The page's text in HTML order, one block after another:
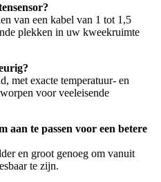
van een kabel van 1 tot 1,5
plekken in uw kweekruimte
met exacte temperatuur- en
voor veeleisende
aan te passen voor een betere
en groot genoeg om vanuit
te zijn.